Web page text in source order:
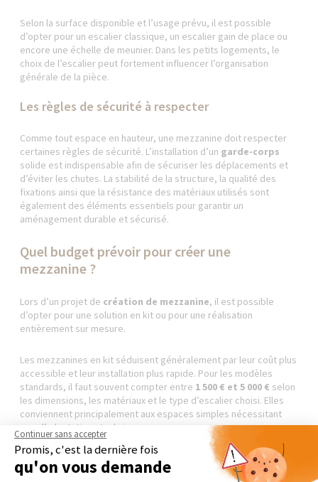
Selon la surface disponible et l’usage prévu, il est possible
d’opter pour un escalier classique, un escalier gain de place ou
encore une échelle de meunier. Dans les petits logements, le
choix de l’escalier peut fortement influencer l’organisation
générale de la pièce.
Les règles de sécurité à respecter
Comme tout espace en hauteur, une mezzanine doit respecter
certaines règles de sécurité. L’installation d’un garde-corps
solide est indispensable afin de sécuriser les déplacements et
d’éviter les chutes. La stabilité de la structure, la qualité des
fixations ainsi que la résistance des matériaux utilisés sont
également des éléments essentiels pour garantir un
aménagement durable et sécurisé.
Quel budget prévoir pour créer une
mezzanine ?
Lors d’un projet de création de mezzanine, il est possible
d’opter pour une solution en kit ou pour une réalisation
entièrement sur mesure.
Les mezzanines en kit séduisent généralement par leur coût plus
accessible et leur installation plus rapide. Pour les modèles
standards, il faut souvent compter entre 1 500 € et 5 000 € selon
les dimensions, les matériaux et le type d’escalier choisi. Elles
conviennent principalement aux espaces simples nécessitant
peu d’adaptations techniques.
À l’inverse, une mezzanine sur mesure
permet d’optimiser
parfaitement les volumes disponibles et de s’adapter aux
Continuer sans accepter
Promis, c'est la dernière fois
qu'on vous demande